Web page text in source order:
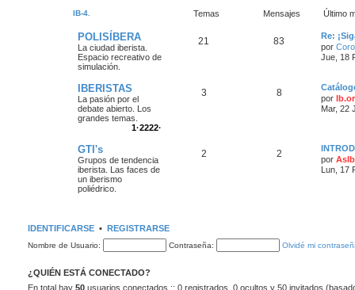
IB-4. Temas Mensajes Último
POLISÍBERA
La ciudad iberista.
Espacio recreativo de
simulación.
21 83
Re:
por
Jue, 18
IBERISTAS
La pasión por el
debate abierto. Los
grandes temas.
1·2222·
3 8
por
Mar, 22
GTI's
Grupos de tendencia
iberista. Las faces de
un iberismo
poliédrico.
2 2
por
Lun, 17
IDENTIFICARSE • REGISTRARSE
Nombre de Usuario: Contraseña: Olvidé mi
¿QUIÉN ESTÁ CONECTADO?
En total hay 50 usuarios conectados :: 0 registrados, 0 ocultos y 50 invitados